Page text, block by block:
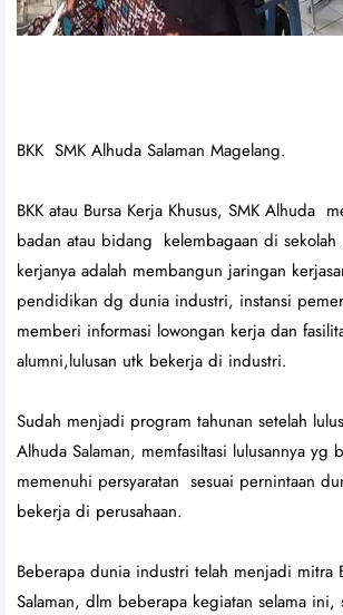
BKK SMK Alhuda Salaman Magelang.
BKK atau Bursa Kerja Khusus, SMK Alhuda
badan atau bidang kelembagaan di
kerjanya adalah membangun jaringan
pendidikan dg dunia industri, instansi
memberi informasi lowongan kerja dan
alumni,lulusan utk bekerja di industri.
Sudah menjadi program tahunan setelah
Alhuda Salaman, memfasiltasi lulusannya yg
memenuhi persyaratan sesuai pernintaan
bekerja di perusahaan.
Beberapa dunia industri telah menjadi mitra
Salaman, dlm beberapa kegiatan selama ini,